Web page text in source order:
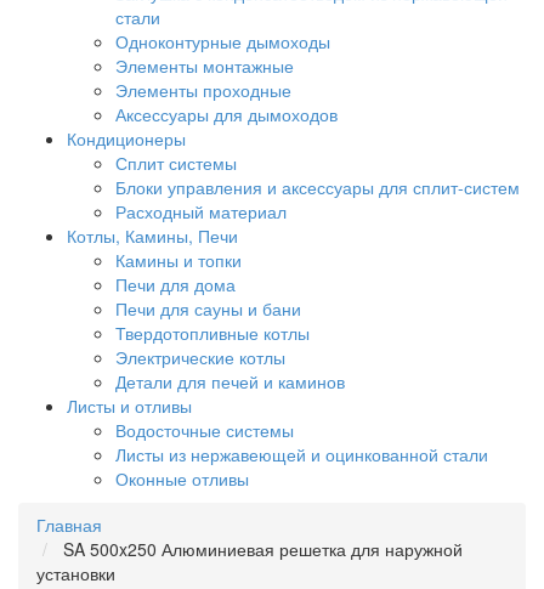
стали
Одноконтурные дымоходы
Элементы монтажные
Элементы проходные
Аксессуары для дымоходов
Кондиционеры
Сплит системы
Блоки управления и аксессуары для сплит-систем
Расходный материал
Котлы, Камины, Печи
Камины и топки
Печи для дома
Печи для сауны и бани
Твердотопливные котлы
Электрические котлы
Детали для печей и каминов
Листы и отливы
Водосточные системы
Листы из нержавеющей и оцинкованной стали
Оконные отливы
Главная
SA 500x250 Алюминиевая решетка для наружной
установки